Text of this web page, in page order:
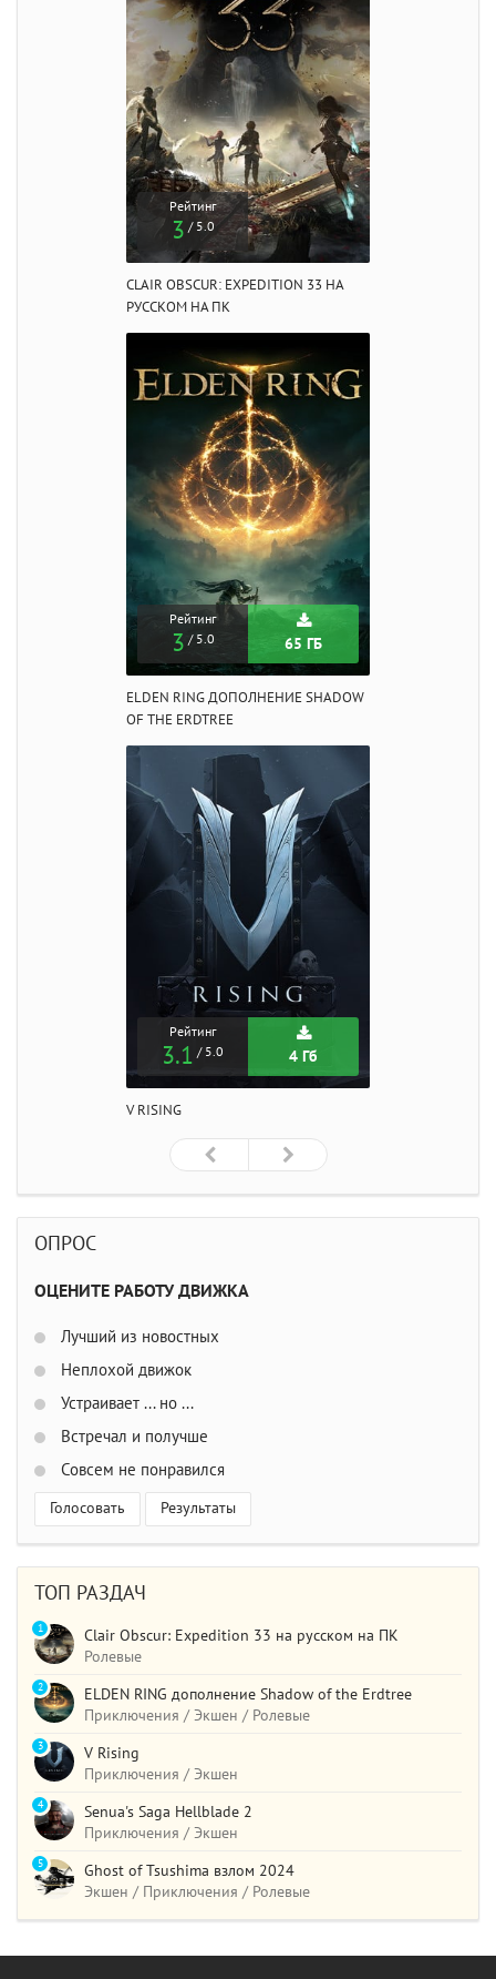
Рейтинг
3 / 5.0
CLAIR OBSCUR: EXPEDITION 33 НА
РУССКОМ НА ПК
Рейтинг
3 / 5.0 65 ГБ
ELDEN RING ДОПОЛНЕНИЕ SHADOW
OF THE ERDTREE
Рейтинг
3.1 / 5.0 4 Гб
V RISING
ОПРОС
ОЦЕНИТЕ РАБОТУ ДВИЖКА
Лучший из новостных
Неплохой движок
Устраивает ... но ...
Встречал и получше
Совсем не понравился
Голосовать Результаты
ТОП РАЗДАЧ
Clair Obscur: Expedition 33 на русском на ПК
Ролевые
1
ELDEN RING дополнение Shadow of the Erdtree
Приключения / Экшен / Ролевые
2
V Rising
Приключения / Экшен
3
Senua's Saga Hellblade 2
Приключения / Экшен
4
Ghost of Tsushima взлом 2024
Экшен / Приключения / Ролевые
5